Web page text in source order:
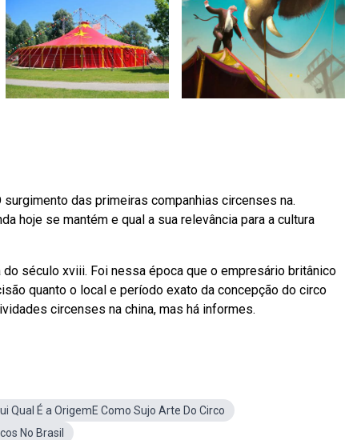
das primeiras companhias circenses na.
hoje se mantém e qual a sua relevância para a cultura
século xviii. Foi nessa época que o empresário britânico
quanto o local e período exato da concepção do circo
circenses na china, mas há informes.
Qual É a OrigemE Como Sujo Arte Do Circo
No Brasil